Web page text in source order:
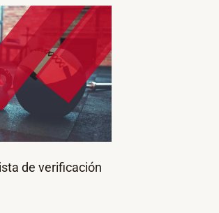
de verificación